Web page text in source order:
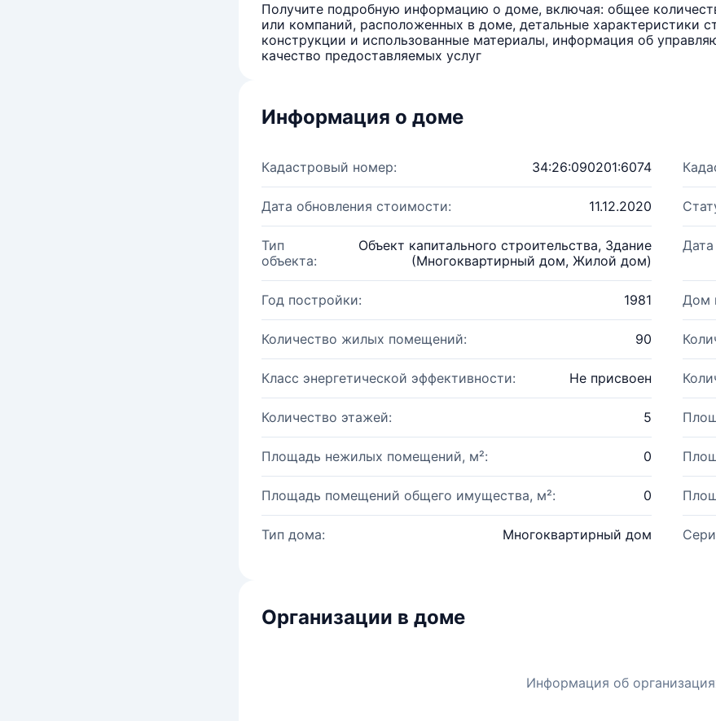
Получите подробную информацию о доме, включая: общее
или компаний, расположенных в доме, детальные характеристики
конструкции и использованные материалы, информация об
качество предоставляемых услуг
Информация о доме
Кадастровый номер: 34:26:090201:6074
Дата обновления стоимости: 11.12.2020
Тип
объекта:
Объект капитального строительства, Здание
(Многоквартирный дом, Жилой дом)
Дата
Год постройки: 1981 Дом
Количество жилых помещений: 90
Класс энергетической эффективности: Не присвоен
Количество этажей: 5
Площадь нежилых помещений, м²: 0
Площадь помещений общего имущества, м²: 0
Тип дома: Многоквартирный дом
Организации в доме
Информация об